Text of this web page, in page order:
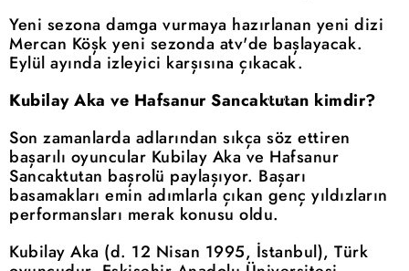
Yeni sezona damga vurmaya hazırlanan yeni dizi
Mercan Köşk yeni sezonda atv'de başlayacak.
Eylül ayında izleyici karşısına çıkacak.
Kubilay Aka ve Hafsanur Sancaktutan kimdir?
Son zamanlarda adlarından sıkça söz ettiren
başarılı oyuncular Kubilay Aka ve Hafsanur
Sancaktutan başrolü paylaşıyor. Başarı
basamakları emin adımlarla çıkan genç yıldızların
performansları merak konusu oldu.
Kubilay Aka (d. 12 Nisan 1995, İstanbul), Türk